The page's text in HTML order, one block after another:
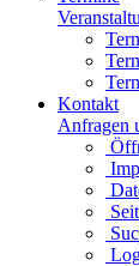
Kontakt
Anfragen